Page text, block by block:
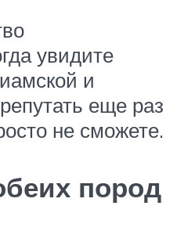
увидите
и
еще раз
не сможете.
пород